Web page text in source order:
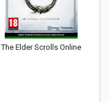
The Elder Scrolls Online